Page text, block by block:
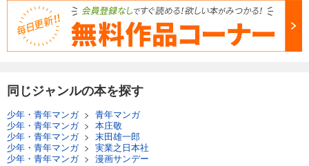
同じジャンルの本を探す
少年・青年マンガ> 青年マンガ
少年・青年マンガ> 本庄敬
少年・青年マンガ> 末田雄一郎
少年・青年マンガ> 実業之日本社
少年・青年マンガ> 漫画サンデー